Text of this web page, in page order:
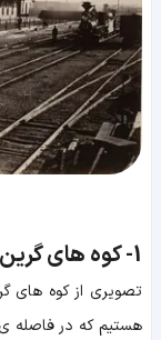
1- کوه های
هستیم که در فاصله